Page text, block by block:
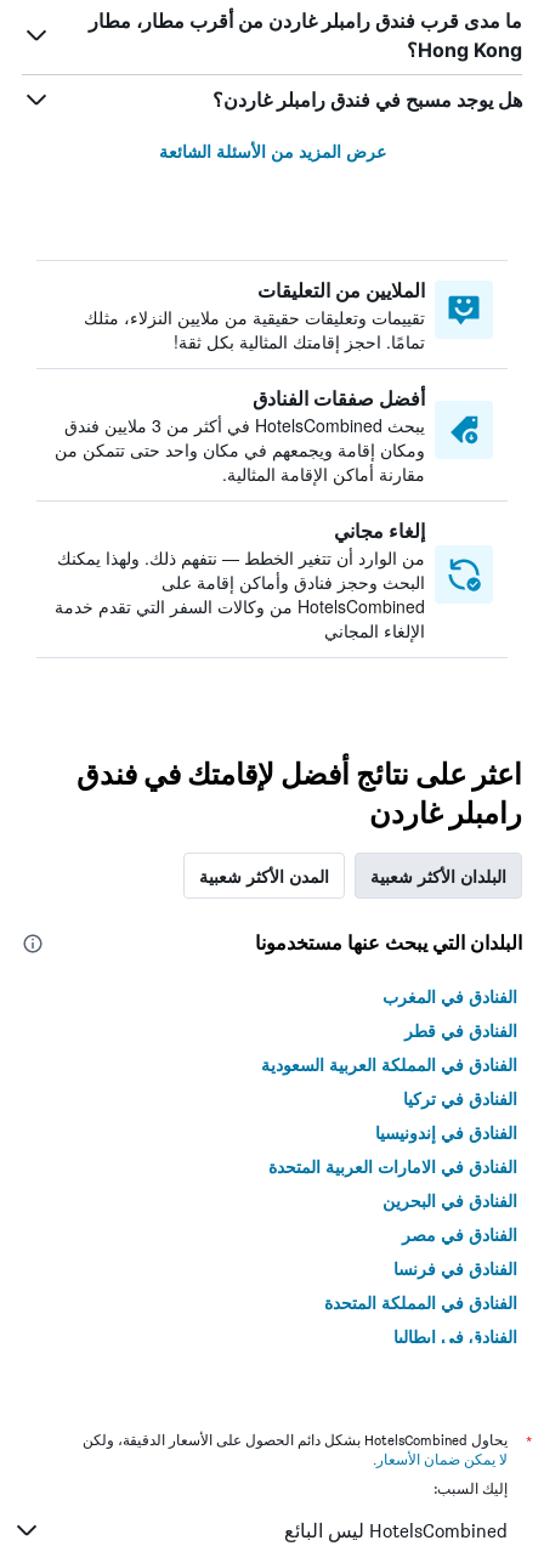
ما مدى قرب فندق رامبلر غاردن من أقرب مطار، مطار
Hong Kong؟
هل يوجد مسبح في فندق رامبلر غاردن؟
عرض المزيد من الأسئلة الشائعة
الملايين من التعليقات
تقييمات وتعليقات حقيقية من ملايين النزلاء، مثلك
تمامًا. احجز إقامتك المثالية بكل ثقة!
أفضل صفقات الفنادق
يبحث HotelsCombined في أكثر من 3 ملايين فندق
ومكان إقامة ويجمعهم في مكان واحد حتى تتمكن من
مقارنة أماكن الإقامة المثالية.
إلغاء مجاني
من الوارد أن تتغير الخطط — نتفهم ذلك. ولهذا يمكنك
البحث وحجز فنادق وأماكن إقامة على
HotelsCombined من وكالات السفر التي تقدم خدمة
الإلغاء المجاني
اعثر على نتائج أفضل لإقامتك في فندق
رامبلر غاردن
البلدان الأكثر شعبية المدن الأكثر شعبية
البلدان التي يبحث عنها مستخدمونا
الفنادق في المغرب
الفنادق في قطر
الفنادق في المملكة العربية السعودية
الفنادق في تركيا
الفنادق في إندونيسيا
الفنادق في الامارات العربية المتحدة
الفنادق في البحرين
الفنادق في مصر
الفنادق في فرنسا
الفنادق في المملكة المتحدة
الفنادق في إيطاليا
*
يحاول HotelsCombined بشكل دائم الحصول على الأسعار الدقيقة، ولكن
لا يمكن ضمان الأسعار .
إليك السبب:
HotelsCombined ليس البائع